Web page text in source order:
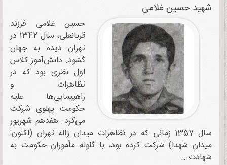
شهید حسین غلامی
حسین غلامی فرزند
قربانعلی، سال 1342 در
تهران دیده به جهان
گشود. دانش‌آموز کلاس
اول نظری بود که در
تظاهرات و
راهپیمایی‌‌ها علیه
حکومت پهلوی شرکت
می‌کرد. هفدهم شهریور
سال 1357 زمانی که در تظاهرات میدان ژاله تهران (اکنون:
میدان شهدا) شرکت کرده بود، با گلوله مأموران حکومت به
شهادت...